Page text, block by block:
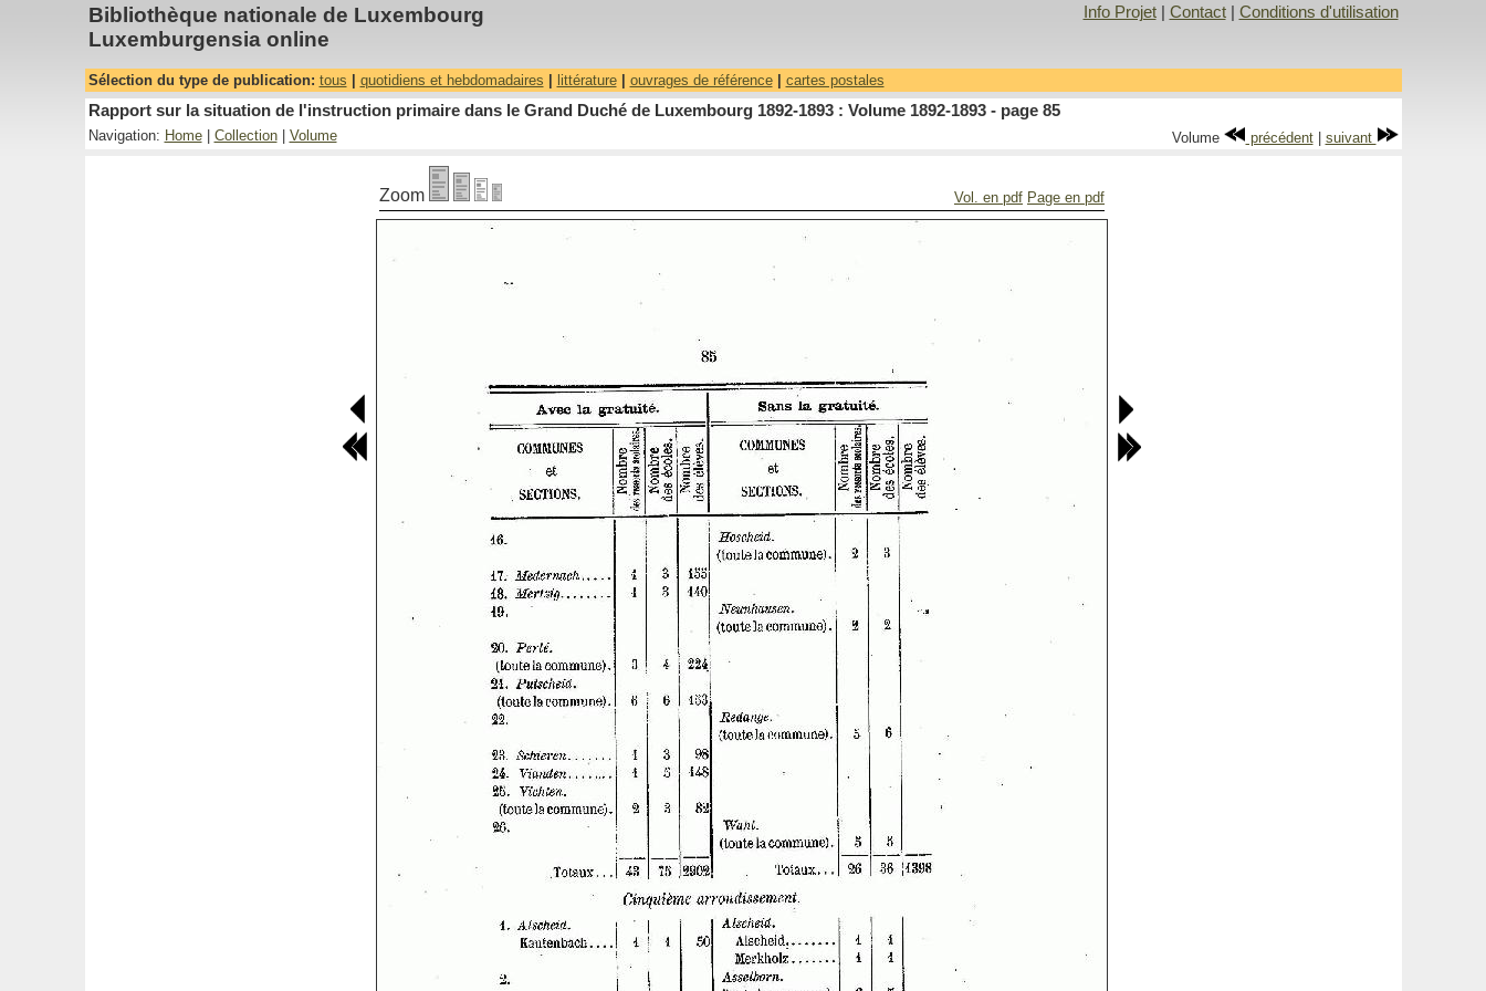
Bibliothèque nationale de Luxembourg
Luxemburgensia online
Info Projet| Contact| Conditions d'utilisation
Sélection du type de publication: tous quotidiens et hebdomadaires littérature| ouvrages de référence| cartes postales
Rapport sur la situation de l'instruction primaire dans le Grand Duché de Luxembourg 1892-1893 : Volume 1892-1893 - page 85
Navigation: Home| Collection| Volume Volume précédent| suivant
Zoom Vol. en pdf Page en pdf